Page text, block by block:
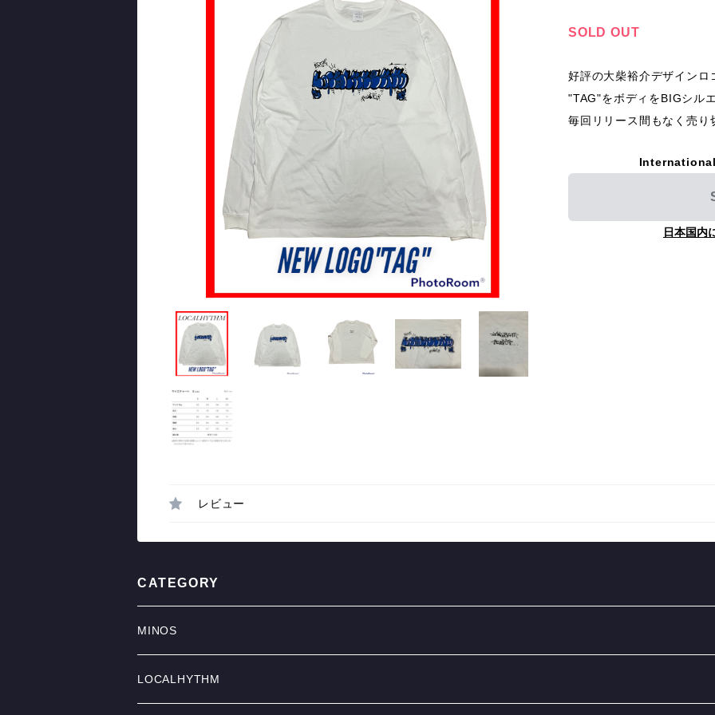
SOLD OUT
好評の大柴裕介デザイン
"TAG"をボディをBIGシル
毎回リリース間もなく売り
日本国内
レビュー
CATEGORY
MINOS
TOPS
LOCALHYTHM